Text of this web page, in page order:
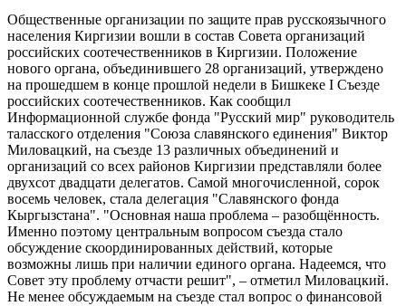
Общественные организации по защите прав русскоязычного
населения Киргизии вошли в состав Совета организаций
российских соотечественников в Киргизии. Положение
нового органа, объединившего 28 организаций, утверждено
на прошедшем в конце прошлой недели в Бишкеке I Съезде
российских соотечественников. Как сообщил
Информационной службе фонда "Русский мир" руководитель
таласского отделения "Союза славянского единения" Виктор
Миловацкий, на съезде 13 различных объединений и
организаций со всех районов Киргизии представляли более
двухсот двадцати делегатов. Самой многочисленной, сорок
восемь человек, стала делегация "Славянского фонда
Кыргызстана". "Основная наша проблема – разобщённость.
Именно поэтому центральным вопросом съезда стало
обсуждение скоординированных действий, которые
возможны лишь при наличии единого органа. Надеемся, что
Совет эту проблему отчасти решит", – отметил Миловацкий.
Не менее обсуждаемым на съезде стал вопрос о финансовой